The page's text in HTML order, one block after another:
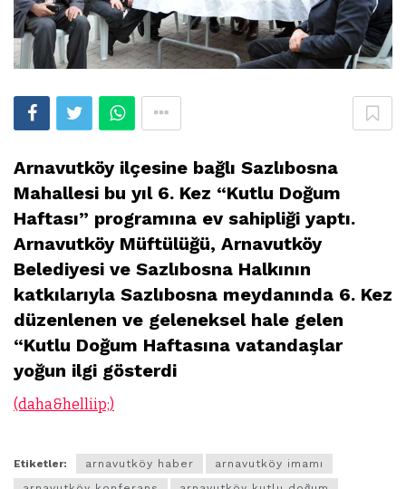
Arnavutköy ilçesine bağlı Sazlıbosna
Mahallesi bu yıl 6. Kez “Kutlu Doğum
Haftası” programına ev sahipliği yaptı.
Arnavutköy Müftülüğü, Arnavutköy
Belediyesi ve Sazlıbosna Halkının
katkılarıyla Sazlıbosna meydanında 6. Kez
düzenlenen ve geleneksel hale gelen
“Kutlu Doğum Haftasına vatandaşlar
yoğun ilgi gösterdi
(daha&helliip;)
Etiketler: arnavutköy haber
arnavutköy imamı